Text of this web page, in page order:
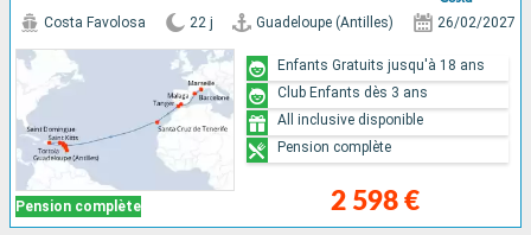
Pension complète
Costa Favolosa 22 j Guadeloupe (Antilles) 26/02/2027
2 598 €
Enfants Gratuits jusqu'à 18 ans
Club Enfants dès 3 ans
All inclusive disponible
Pension complète